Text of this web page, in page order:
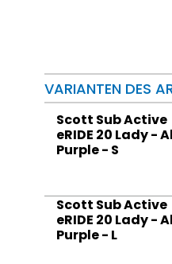
VARIANTEN DES
Scott Sub Active
eRIDE 20 Lady -
Purple - S
Scott Sub Active
eRIDE 20 Lady -
Purple - L